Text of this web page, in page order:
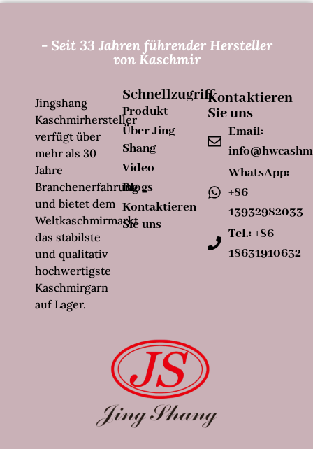
- Seit 33 Jahren führender Hersteller
von Kaschmir
Schnellzugriff
Produkt
Über Jing
Shang
Video
Blogs
Kontaktieren
Sie uns
Kontaktieren
Sie uns
Email:
WhatsApp:
+86
13932982033
Tel.: +86
18631910632
Jingshang
Kaschmirhersteller
verfügt über
mehr als 30
Jahre
Branchenerfahrung
und bietet dem
Weltkaschmirmarkt
das stabilste
und qualitativ
hochwertigste
Kaschmirgarn
auf Lager.